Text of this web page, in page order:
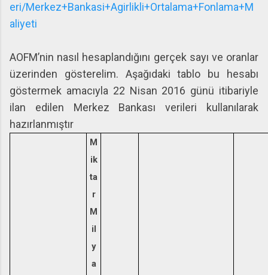
eri/Merkez+Bankasi+Agirlikli+Ortalama+Fonlama+M
aliyeti
AOFM’nin nasıl hesaplandığını gerçek sayı ve oranlar
üzerinden gösterelim. Aşağıdaki tablo bu hesabı
göstermek amacıyla 22 Nisan 2016 günü itibariyle
ilan edilen Merkez Bankası verileri kullanılarak
hazırlanmıştır
M
ik
ta
r
M
il
y
a